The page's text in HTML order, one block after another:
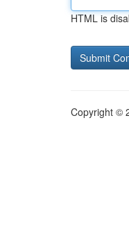
HTML is
Copyright ©